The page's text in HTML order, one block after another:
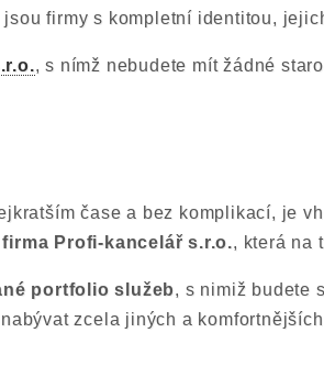
jsou firmy s kompletní identitou,
, s nímž nebudete mít žádné
čase a bez komplikací, je
firma Profi-kancelář s.r.o., která na
portfolio služeb, s nimiž budete
zcela jiných a